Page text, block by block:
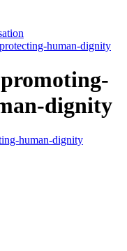
human-dignity
dignity
human-dignity